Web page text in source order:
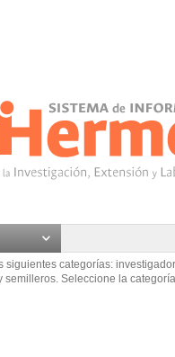
siguientes categorías:
semilleros. Seleccione la